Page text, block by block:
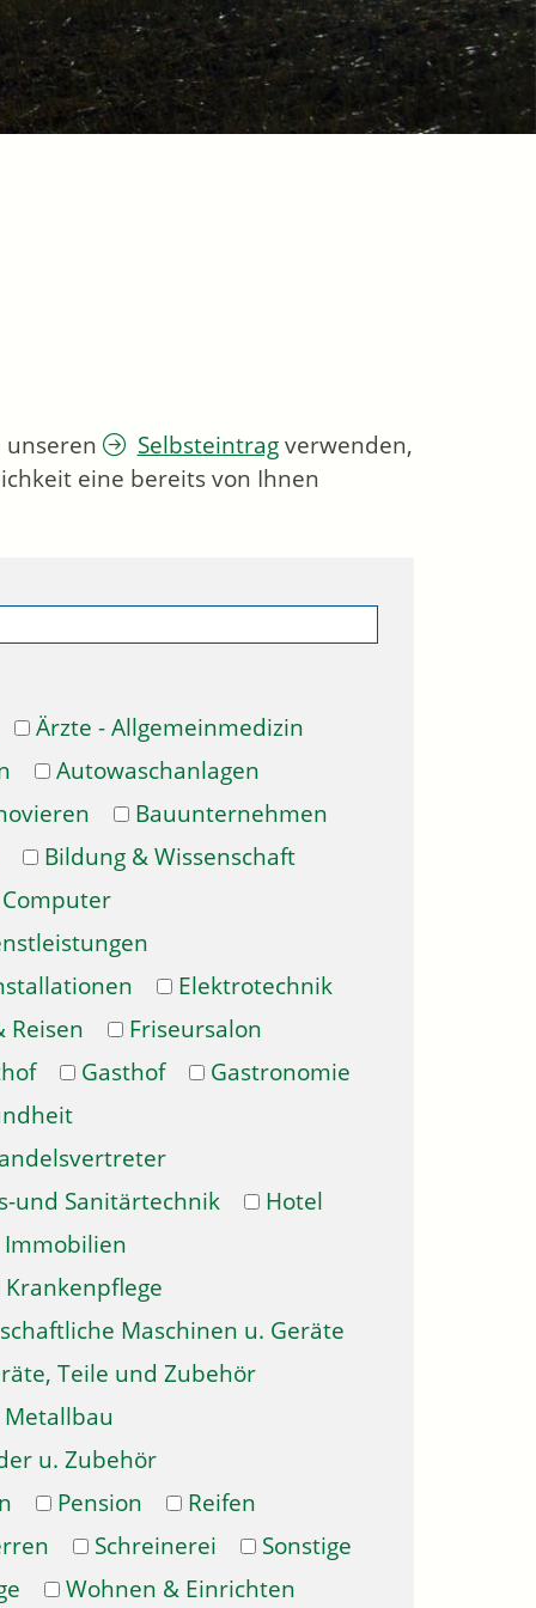
unseren Selbsteintragverwenden,
eine bereits von Ihnen
Ärzte - Allgemeinmedizin
Autowaschanlagen
Bauunternehmen
Bildung & Wissenschaft
Computer
Elektrotechnik
Reisen
Friseursalon
Gasthof
Gastronomie
und Sanitärtechnik
Hotel
Immobilien
Krankenpflege
Maschinen u. Geräte
Teile und Zubehör
Metallbau
u. Zubehör
Pension
Reifen
Schreinerei
Sonstige
Wohnen & Einrichten